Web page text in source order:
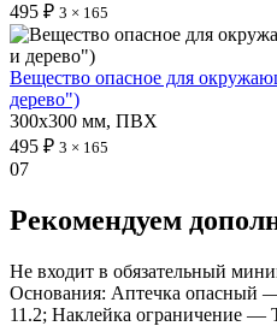
495 ₽ 3 × 165
Вещество опасное для
дерево")
300х300 мм, ПВХ
495 ₽ 3 × 165
07
Рекомендуем
Не входит в обязательный
Основания: Аптечка опасный
11.2; Наклейка ограничение —